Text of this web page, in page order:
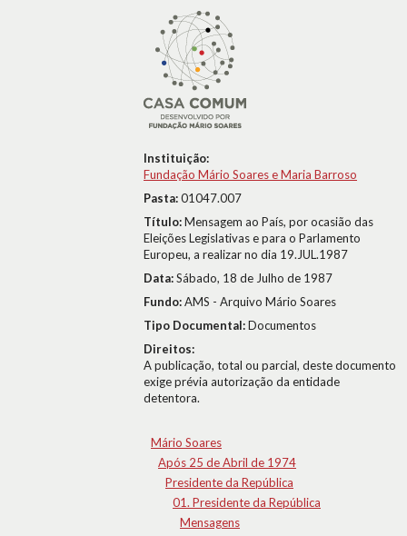
Instituição:
Fundação Mário Soares e Maria Barroso
Pasta:01047.007
Título:Mensagem ao País, por ocasião das
Eleições Legislativas e para o Parlamento
Europeu, a realizar no dia 19.JUL.1987
Data:Sábado, 18 de Julho de 1987
Fundo:AMS - Arquivo Mário Soares
Tipo Documental:Documentos
Direitos:
A publicação, total ou parcial, deste documento
exige prévia autorização da entidade
detentora.
Mário Soares
Após 25 de Abril de 1974
Presidente da República
01. Presidente da República
Mensagens